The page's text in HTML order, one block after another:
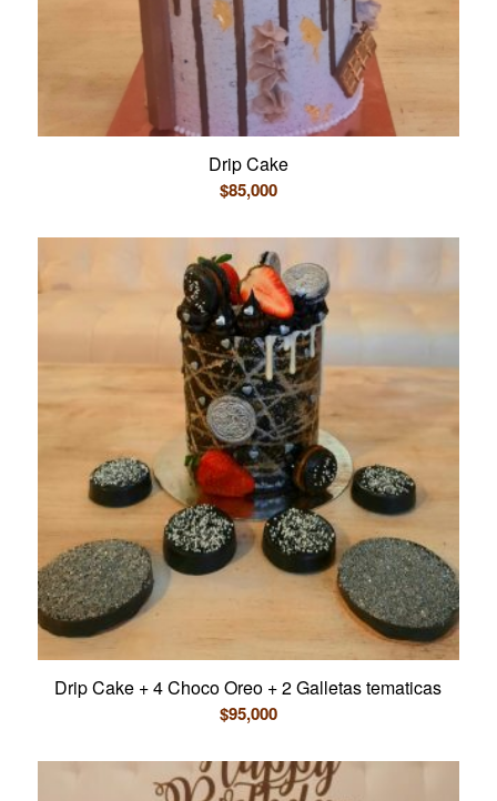
Drip Cake
$85,000
Drip Cake + 4 Choco Oreo + 2 Galletas tematicas
$95,000